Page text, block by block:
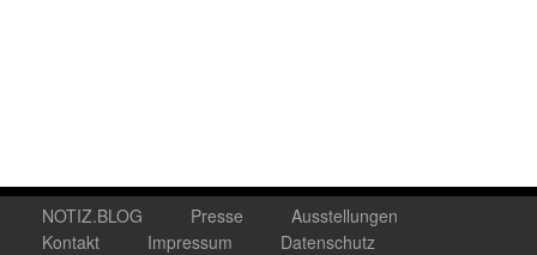
NOTIZ.BLOG Presse
Ausstellungen
Kontakt
Impressum Datenschutz